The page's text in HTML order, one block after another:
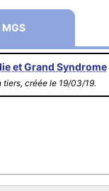
et Grand Syndrome
tiers, créée le 19/03/19.